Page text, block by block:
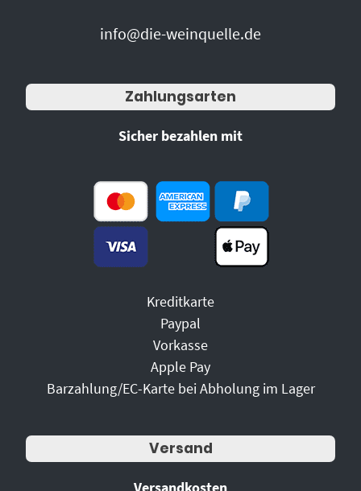
info@die-weinquelle.de
Zahlungsarten
Sicher bezahlen mit
Kreditkarte
Paypal
Vorkasse
Apple Pay
Barzahlung/EC-Karte bei Abholung im Lager
Versand
Versandkosten